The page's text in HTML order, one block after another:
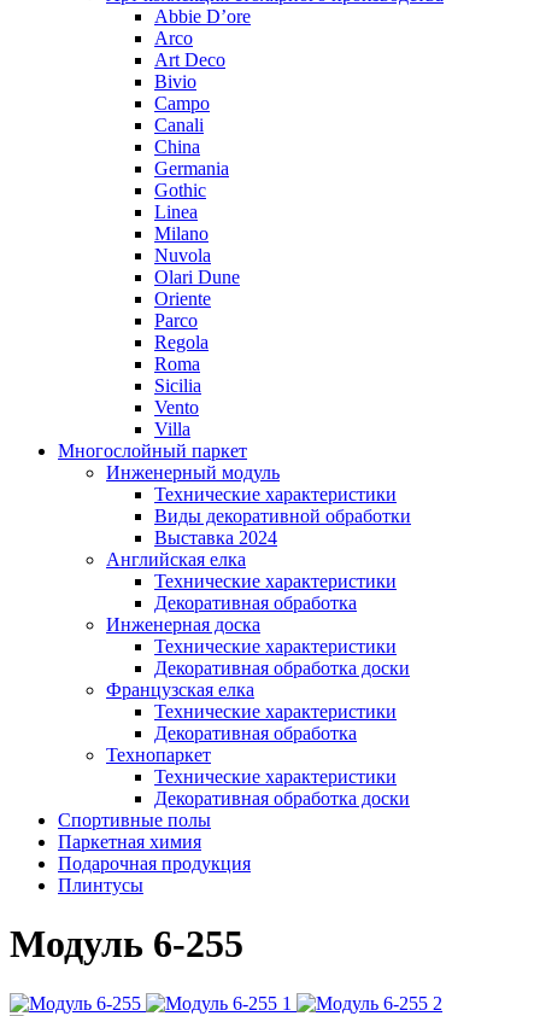
Abbie D’ore
Arco
Art Deco
Bivio
Campo
Canali
China
Germania
Gothic
Linea
Milano
Nuvola
Olari Dune
Oriente
Parco
Regola
Roma
Sicilia
Vento
Villa
Многослойный паркет
Инженерный модуль
Технические характеристики
Виды декоративной обработки
Выставка 2024
Английская елка
Технические характеристики
Декоративная обработка
Инженерная доска
Технические характеристики
Декоративная обработка доски
Французская елка
Технические характеристики
Декоративная обработка
Технопаркет
Технические характеристики
Декоративная обработка доски
Спортивные полы
Паркетная химия
Подарочная продукция
Плинтусы
Модуль 6-255